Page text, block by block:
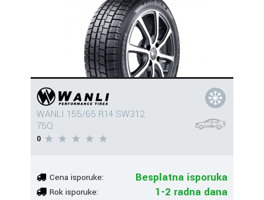
WANLI 155/65 R14 SW312
75Q
0
Cena isporuke: Besplatna isporuka
Rok isporuke: 1-2 radna dana